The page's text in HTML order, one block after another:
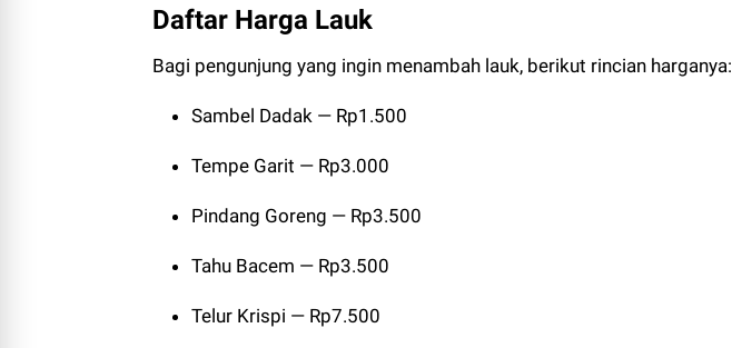
Daftar Harga Lauk
Bagi pengunjung yang ingin menambah lauk, berikut rincian harganya:
Sambel Dadak — Rp1.500
Tempe Garit — Rp3.000
Pindang Goreng — Rp3.500
Tahu Bacem — Rp3.500
Telur Krispi — Rp7.500